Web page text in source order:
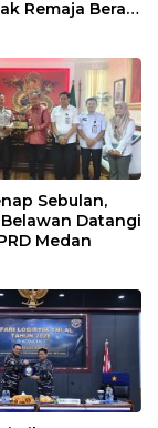
Remaja Berani
Sebulan,
Datangi
Medan